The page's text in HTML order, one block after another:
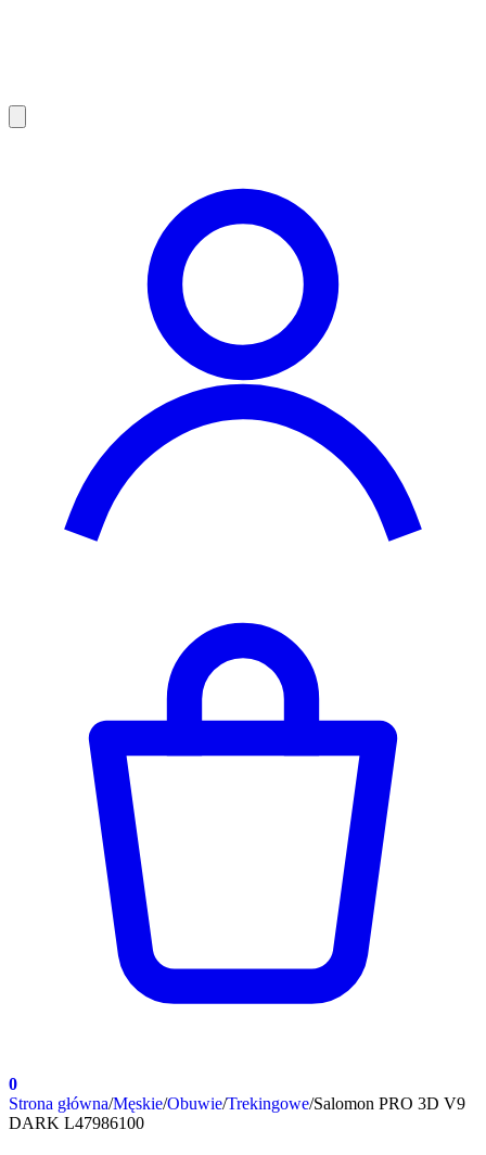
0
Strona główna/Męskie/Obuwie/Trekingowe/Salomon PRO 3D V9
DARK L47986100